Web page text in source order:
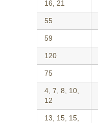
16, 21
55
59
120
75
4, 7, 8, 10,
12
13, 15, 15,